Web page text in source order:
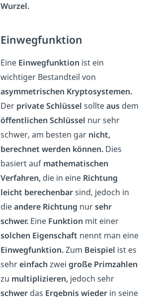
Wurzel.
Einwegfunktion
Eine Einwegfunktion ist ein
wichtiger Bestandteil von
asymmetrischen Kryptosystemen.
Der private Schlüssel sollteaus dem
öffentlichen Schlüssel nur sehr
schwer, am besten gar nicht,
berechnet werden können. Dies
basiert auf mathematischen
Verfahren, die in eine Richtung
leicht berechenbarsind, jedoch in
dieandere Richtung nursehr
schwer. Eine Funktion mit einer
solchen Eigenschaft nennt man eine
Einwegfunktion.Zum Beispiel ist es
sehreinfach zweigroße Primzahlen
zu multiplizieren, jedoch sehr
schwer das Ergebnis wieder in seine